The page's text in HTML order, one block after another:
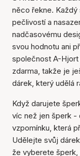
něco řekne.
pečlivostí a
nadčasovému
svou hodnotu ani
společnost A-Hjort
zdarma, takže je
dárek, který udělá
Když darujete
víc než jen šperk -
vzpomínku, která
Udělejte svůj
že vyberete